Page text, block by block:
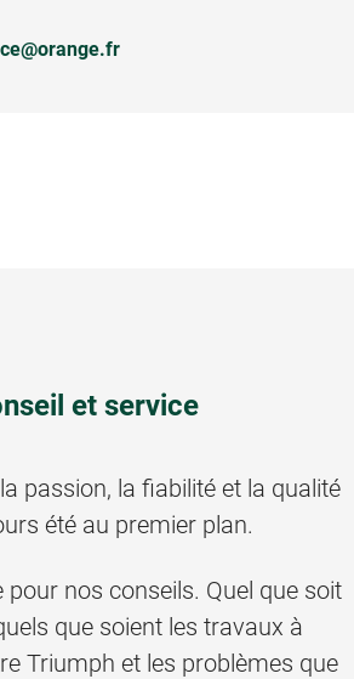
et service
passion, la fiabilité et la qualité
été au premier plan.
pour nos conseils. Quel que soit
que soient les travaux à
Triumph et les problèmes que